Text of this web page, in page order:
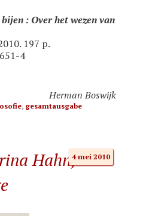
bijen : Over het wezen van
197 p.
4
Herman Boswijk
, gesamtausgabe
Hahn,4 mei 2010